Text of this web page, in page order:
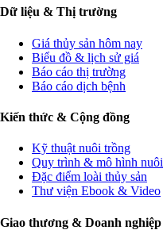
Dữ liệu & Thị trường
Giá thủy sản hôm nay
Biểu đồ & lịch sử giá
Báo cáo thị trường
Báo cáo dịch bệnh
Kiến thức & Cộng đồng
Kỹ thuật nuôi trồng
Quy trình & mô hình nuôi
Đặc điểm loài thủy sản
Thư viện Ebook & Video
Giao thương & Doanh nghiệp